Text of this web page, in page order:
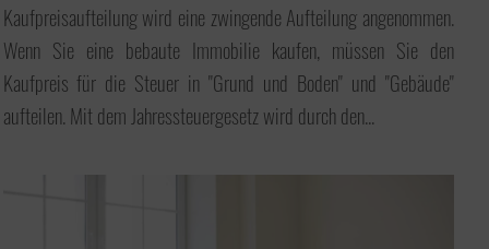
Kaufpreisaufteilung wird eine zwingende Aufteilung angenommen.
Wenn Sie eine bebaute Immobilie kaufen, müssen Sie den
Kaufpreis für die Steuer in "Grund und Boden" und "Gebäude"
aufteilen. Mit dem Jahressteuergesetz wird durch den...